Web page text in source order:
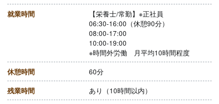
就業時間
【栄養士/常勤】※正社員
06:30-16:00（休憩90分）
08:00-17:00
10:00-19:00
※時間外労働 月平均10時間程度
休憩時間 60分
残業時間 あり（10時間以内）